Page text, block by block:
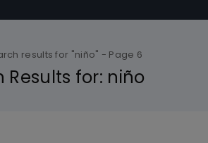
results for "niño" - Page 6
Results for: niño